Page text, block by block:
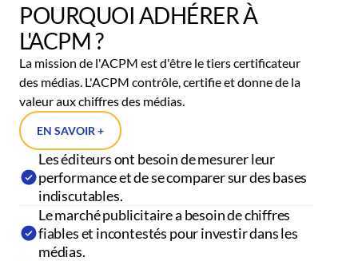
POURQUOI ADHÉRER À
L'ACPM ?
La mission de l'ACPM est d'être le tiers certificateur
des médias. L'ACPM contrôle, certifie et donne de la
valeur aux chiffres des médias.
EN SAVOIR +
Les éditeurs ont besoin de mesurer leur
performance et de se comparer sur des bases
indiscutables.
Le marché publicitaire a besoin de chiffres
fiables et incontestés pour investir dans les
médias.